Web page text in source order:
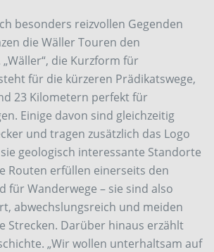
besonders reizvollen Gegenden
die Wäller Touren den
die Kurzform für
für die kürzeren Prädikatswege,
23 Kilometern perfekt für
Einige davon sind gleichzeitig
und tragen zusätzlich das Logo
sie geologisch interessante Standorte
Routen erfüllen einerseits den
für Wanderwege – sie sind also
abwechslungsreich und meiden
Strecken. Darüber hinaus erzählt
„Wir wollen unterhaltsam auf